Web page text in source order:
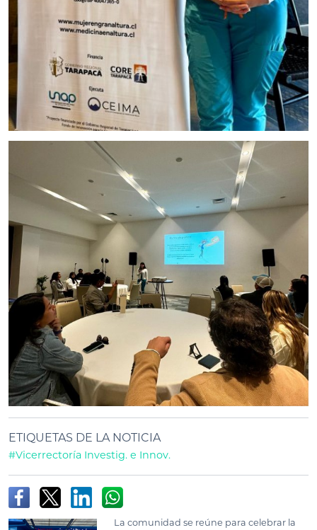
ETIQUETAS DE LA NOTICIA
#Vicerrectoría Investig. e Innov.
La comunidad se reúne para celebrar la